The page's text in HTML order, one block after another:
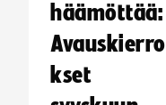
häämöttää:
Avauskierro
kset